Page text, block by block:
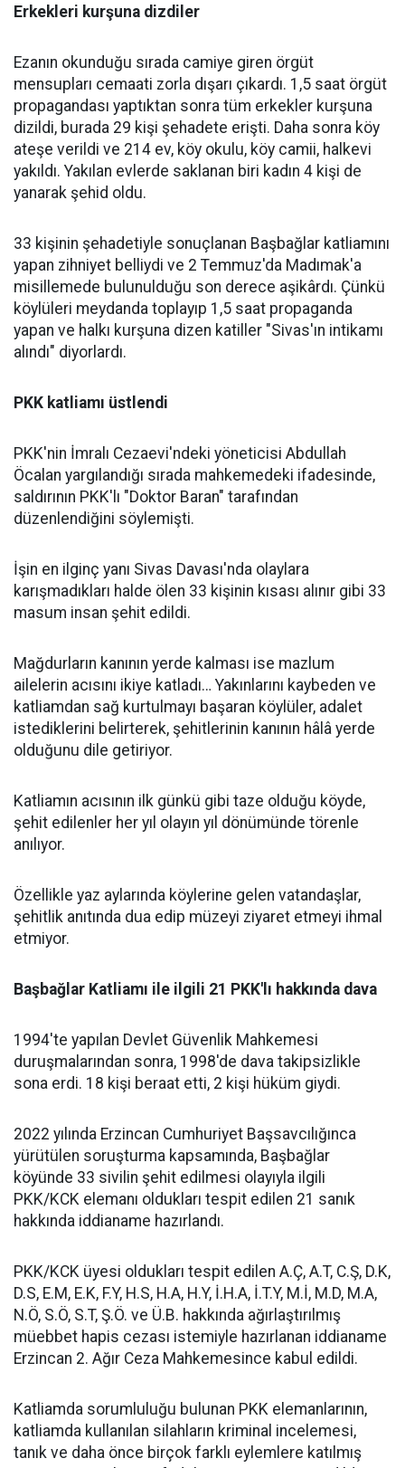
Erkekleri kurşuna dizdiler
Ezanın okunduğu sırada camiye giren örgüt
mensupları cemaati zorla dışarı çıkardı. 1,5 saat örgüt
propagandası yaptıktan sonra tüm erkekler kurşuna
dizildi, burada 29 kişi şehadete erişti. Daha sonra köy
ateşe verildi ve 214 ev, köy okulu, köy camii, halkevi
yakıldı. Yakılan evlerde saklanan biri kadın 4 kişi de
yanarak şehid oldu.
33 kişinin şehadetiyle sonuçlanan Başbağlar katliamını
yapan zihniyet belliydi ve 2 Temmuz'da Madımak'a
misillemede bulunulduğu son derece aşikârdı. Çünkü
köylüleri meydanda toplayıp 1,5 saat propaganda
yapan ve halkı kurşuna dizen katiller "Sivas'ın intikamı
alındı" diyorlardı.
PKK katliamı üstlendi
PKK'nin İmralı Cezaevi'ndeki yöneticisi Abdullah
Öcalan yargılandığı sırada mahkemedeki ifadesinde,
saldırının PKK'lı "Doktor Baran" tarafından
düzenlendiğini söylemişti.
İşin en ilginç yanı Sivas Davası'nda olaylara
karışmadıkları halde ölen 33 kişinin kısası alınır gibi 33
masum insan şehit edildi.
Mağdurların kanının yerde kalması ise mazlum
ailelerin acısını ikiye katladı… Yakınlarını kaybeden ve
katliamdan sağ kurtulmayı başaran köylüler, adalet
istediklerini belirterek, şehitlerinin kanının hâlâ yerde
olduğunu dile getiriyor.
Katliamın acısının ilk günkü gibi taze olduğu köyde,
şehit edilenler her yıl olayın yıl dönümünde törenle
anılıyor.
Özellikle yaz aylarında köylerine gelen vatandaşlar,
şehitlik anıtında dua edip müzeyi ziyaret etmeyi ihmal
etmiyor.
Başbağlar Katliamı ile ilgili 21 PKK'lı hakkında dava
1994'te yapılan Devlet Güvenlik Mahkemesi
duruşmalarından sonra, 1998'de dava takipsizlikle
sona erdi. 18 kişi beraat etti, 2 kişi hüküm giydi.
2022 yılında Erzincan Cumhuriyet Başsavcılığınca
yürütülen soruşturma kapsamında, Başbağlar
köyünde 33 sivilin şehit edilmesi olayıyla ilgili
PKK/KCK elemanı oldukları tespit edilen 21 sanık
hakkında iddianame hazırlandı.
PKK/KCK üyesi oldukları tespit edilen A.Ç, A.T, C.Ş, D.K,
D.S, E.M, E.K, F.Y, H.S, H.A, H.Y, İ.H.A, İ.T.Y, M.İ, M.D, M.A,
N.Ö, S.Ö, S.T, Ş.Ö. ve Ü.B. hakkında ağırlaştırılmış
müebbet hapis cezası istemiyle hazırlanan iddianame
Erzincan 2. Ağır Ceza Mahkemesince kabul edildi.
Katliamda sorumluluğu bulunan PKK elemanlarının,
katliamda kullanılan silahların kriminal incelemesi,
tanık ve daha önce birçok farklı eylemlere katılmış